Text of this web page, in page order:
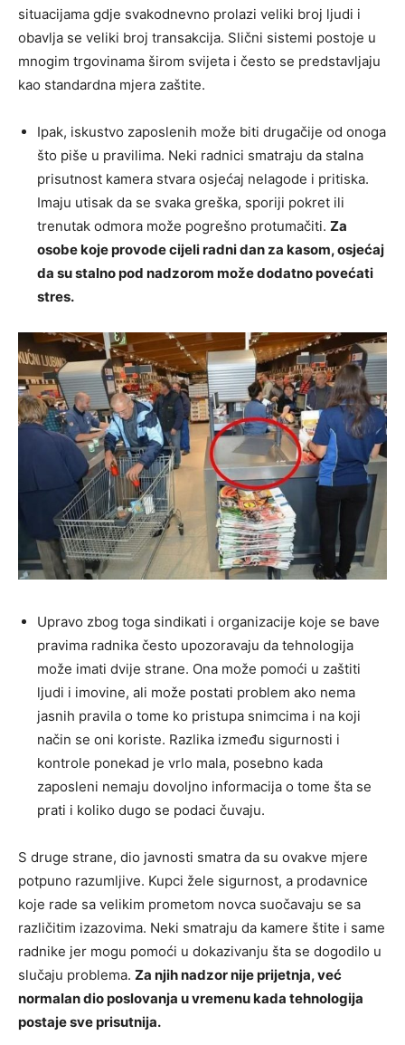
situacijama gdje svakodnevno prolazi veliki broj ljudi i
obavlja se veliki broj transakcija. Slični sistemi postoje u
mnogim trgovinama širom svijeta i često se predstavljaju
kao standardna mjera zaštite.
Ipak, iskustvo zaposlenih može biti drugačije od onoga
što piše u pravilima. Neki radnici smatraju da stalna
prisutnost kamera stvara osjećaj nelagode i pritiska.
Imaju utisak da se svaka greška, sporiji pokret ili
trenutak odmora može pogrešno protumačiti. Za
osobe koje provode cijeli radni dan za kasom, osjećaj
da su stalno pod nadzorom može dodatno povećati
stres.
Upravo zbog toga sindikati i organizacije koje se bave
pravima radnika često upozoravaju da tehnologija
može imati dvije strane. Ona može pomoći u zaštiti
ljudi i imovine, ali može postati problem ako nema
jasnih pravila o tome ko pristupa snimcima i na koji
način se oni koriste. Razlika između sigurnosti i
kontrole ponekad je vrlo mala, posebno kada
zaposleni nemaju dovoljno informacija o tome šta se
prati i koliko dugo se podaci čuvaju.
S druge strane, dio javnosti smatra da su ovakve mjere
potpuno razumljive. Kupci žele sigurnost, a prodavnice
koje rade sa velikim prometom novca suočavaju se sa
različitim izazovima. Neki smatraju da kamere štite i same
radnike jer mogu pomoći u dokazivanju šta se dogodilo u
slučaju problema. Za njih nadzor nije prijetnja, već
normalan dio poslovanja u vremenu kada tehnologija
postaje sve prisutnija.